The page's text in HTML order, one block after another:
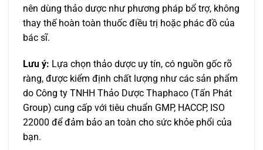
nên dùng thảo dược như phương pháp bổ trợ, không
thay thế hoàn toàn thuốc điều trị hoặc phác đồ của
bác sĩ.
Lưu ý: Lựa chọn thảo dược uy tín, có nguồn gốc rõ
ràng, được kiểm định chất lượng như các sản phẩm
do Công ty TNHH Thảo Dược Thaphaco (Tấn Phát
Group) cung cấp với tiêu chuẩn GMP, HACCP, ISO
22000 để đảm bảo an toàn cho sức khỏe phổi của
bạn.